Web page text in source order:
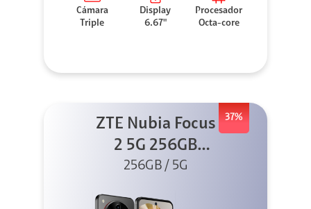
Cámara
Triple
Display
6.67"
Procesador
Octa-core
37%
ZTE Nubia Focus
2 5G 256GB
Negro
256GB / 5G